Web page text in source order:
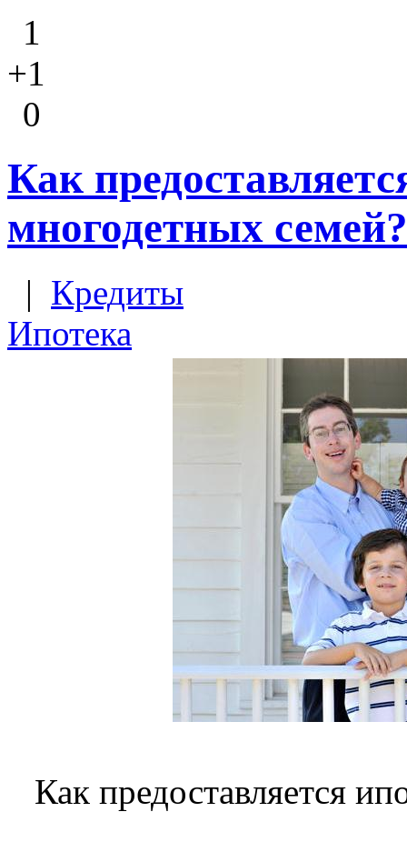
1
+1
0
Как
многодетных семей?
| Кредиты
Ипотека
Как предоставляется